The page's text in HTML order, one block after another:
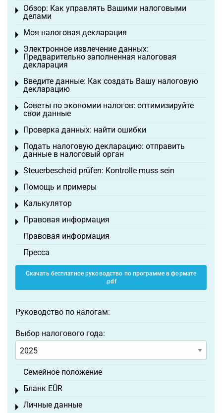
Обзор: Как управлять Вашими налоговыми
делами
Toggle menu
Моя налоговая декларация
Toggle menu
Электронное извлечение данных:
Предварительно заполненная налоговая
декларация
Toggle menu
Введите данные: Как создать Вашу налоговую
декларацию
Toggle menu
Советы по экономии налогов: оптимизируйте
свои данные
Toggle menu
Проверка данных: найти ошибки
Toggle menu
Подать налоговую декларацию: отправить
данные в налоговый орган
Toggle menu
Steuerbescheid prüfen: Kontrolle muss sein
Toggle menu
Помощь и примеры
Toggle menu
Калькулятор
Toggle menu
Правовая информация
Toggle menu
Правовая информация
Пресса
Скачать бесплатное руководство по программе в формате
.pdf
Руководство по налогам:
Выбор налогового года:
Семейное положение
Бланк EÜR
Toggle menu
Личные данные
Toggle menu